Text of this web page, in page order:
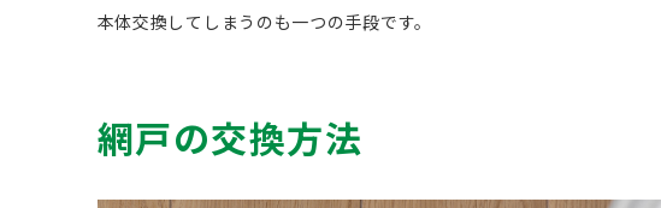
本体交換してしまうのも一つの手段です。
網戸の交換方法